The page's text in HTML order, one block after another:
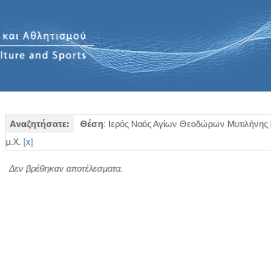
Αναζητήσατε: Θέση: Ιερός Ναός Αγίων Θεοδώρων Μυτιλήνης
μ.Χ. [x]
Δεν βρέθηκαν αποτέλεσματα.